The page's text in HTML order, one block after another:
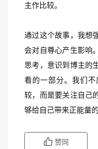
主作比较。
通过这个故事，我想
会对自尊心产生影响
思考，意识到博主的
看的一部分。我们
较，而是要关注自己
够给自己带来正能量的
赞同